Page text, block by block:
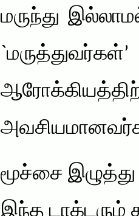
மருந்து
மூச்சை
இந்த டாக்டரும்